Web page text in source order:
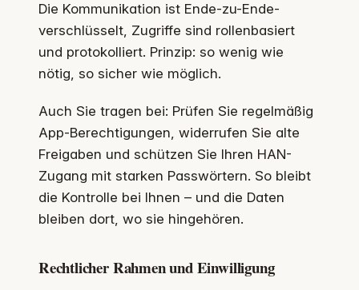
Die Kommunikation ist Ende-zu-Ende-
verschlüsselt, Zugriffe sind rollenbasiert
und protokolliert. Prinzip: so wenig wie
nötig, so sicher wie möglich.
Auch Sie tragen bei: Prüfen Sie regelmäßig
App-Berechtigungen, widerrufen Sie alte
Freigaben und schützen Sie Ihren HAN-
Zugang mit starken Passwörtern. So bleibt
die Kontrolle bei Ihnen – und die Daten
bleiben dort, wo sie hingehören.
Rechtlicher Rahmen und Einwilligung